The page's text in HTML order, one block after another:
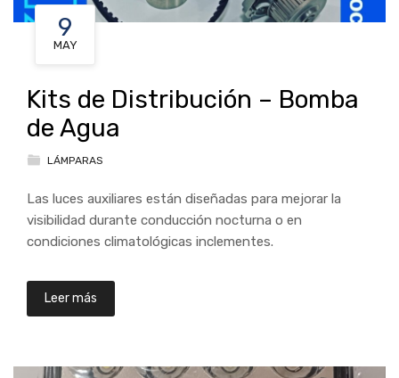
9
MAY
Kits de Distribución – Bomba
de Agua
LÁMPARAS
Las luces auxiliares están diseñadas para mejorar la
visibilidad durante conducción nocturna o en
condiciones climatológicas inclementes.
Leer más